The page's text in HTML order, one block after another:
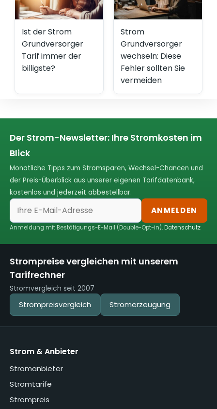
Ist der Strom
Grundversorger
Tarif immer der
billigste?
Strom
Grundversorger
wechseln: Diese
Fehler sollten Sie
vermeiden
Der Strom-Newsletter: Ihre Stromkosten im
Blick
Monatliche Tipps zum Stromsparen, Wechsel-Chancen und
der Preis-Überblick aus unserer eigenen Tarifdatenbank,
kostenlos und jederzeit abbestellbar.
ANMELDEN
Anmeldung mit Bestätigungs-E-Mail (Double-Opt-in).Datenschutz
Strompreise vergleichen mit unserem
Tarifrechner
Stromvergleich seit 2007
Strompreisvergleich Stromerzeugung
Strom & Anbieter
Stromanbieter
Stromtarife
Strompreis